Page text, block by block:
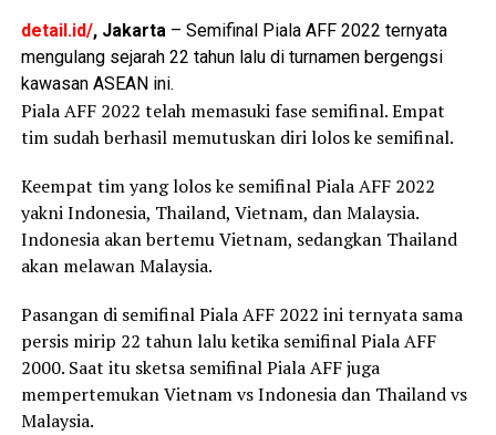
detail.id/, Jakarta– Semifinal Piala AFF 2022 ternyata
mengulang sejarah 22 tahun lalu di turnamen bergengsi
kawasan ASEAN ini.
Piala AFF 2022 telah memasuki fase semifinal. Empat
tim sudah berhasil memutuskan diri lolos ke semifinal.
Keempat tim yang lolos ke semifinal Piala AFF 2022
yakni Indonesia, Thailand, Vietnam, dan Malaysia.
Indonesia akan bertemu Vietnam, sedangkan Thailand
akan melawan Malaysia.
Pasangan di semifinal Piala AFF 2022 ini ternyata sama
persis mirip 22 tahun lalu ketika semifinal Piala AFF
2000. Saat itu sketsa semifinal Piala AFF juga
mempertemukan Vietnam vs Indonesia dan Thailand vs
Malaysia.